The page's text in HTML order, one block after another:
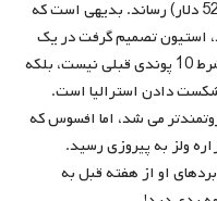
درآمد خود را به 38،970 پوند (حدود 52800 دلار) رساند. بدیهی است که
استیون تصمیم گرفت در یک
مسابقه راگبی دیگر شرط بندی کند. این شرط 10 پوندی قبلی نیست، بلکه
می شدند، او 55000 پوند ثروتمندتر می شد، اما افسوس که
او از هفته قبل به